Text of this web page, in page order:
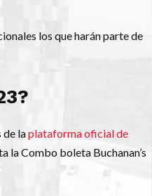
los que harán parte de
de laplataforma oficial de
la Combo boleta Buchanan’s